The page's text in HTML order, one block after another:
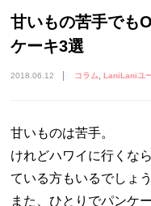
甘いもの苦手でも
ケーキ3選
2018.06.12 コラム LaniLaniユ
甘いものは苦手。
けれどハワイに行くな
ている方もいるでしょう
また、ひとりでパンケ